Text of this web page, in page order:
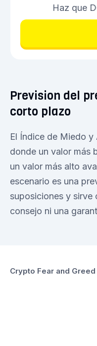
Haz que
Prevision del
corto plazo
El Índice de Miedo y
donde un valor más
un valor más alto
escenario es una
suposiciones y sirve
consejo ni una
Crypto Fear and